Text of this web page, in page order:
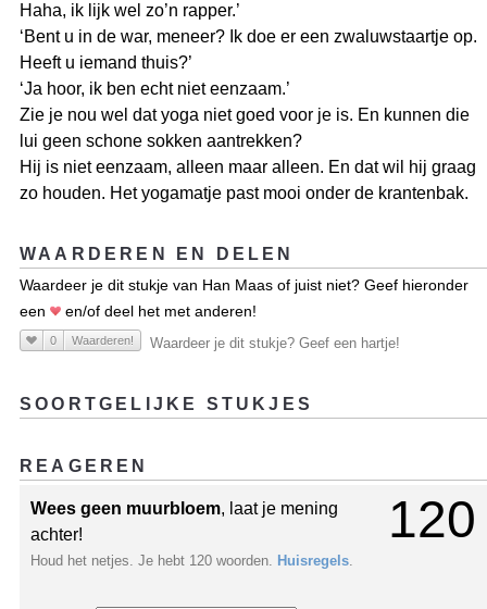
Haha, ik lijk wel zo’n rapper.’
‘Bent u in de war, meneer? Ik doe er een zwaluwstaartje op.
Heeft u iemand thuis?’
‘Ja hoor, ik ben echt niet eenzaam.’
Zie je nou wel dat yoga niet goed voor je is. En kunnen die
lui geen schone sokken aantrekken?
Hij is niet eenzaam, alleen maar alleen. En dat wil hij graag
zo houden. Het yogamatje past mooi onder de krantenbak.
WAARDEREN EN DELEN
Waardeer je dit stukje van Han Maas of juist niet? Geef hieronder
een
en/of deel het met anderen!
0 Waarderen! Waardeer je dit stukje? Geef een hartje!
SOORTGELIJKE STUKJES
REAGEREN
120
Wees geen muurbloem, laat je mening
achter!
Houd het netjes. Je hebt 120 woorden. Huisregels